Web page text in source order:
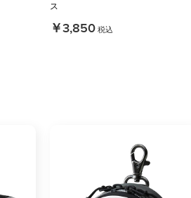
ス
￥3,850税込